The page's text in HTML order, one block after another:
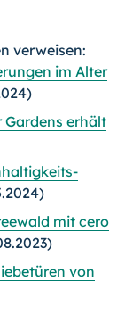
verweisen:
im Alter
Gardens erhält
mit cero
von